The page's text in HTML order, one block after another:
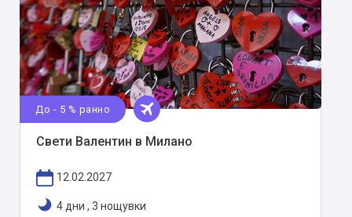
До - 5 % ранно
Свети Валентин в Милано
12.02.2027
4 дни , 3 нощувки